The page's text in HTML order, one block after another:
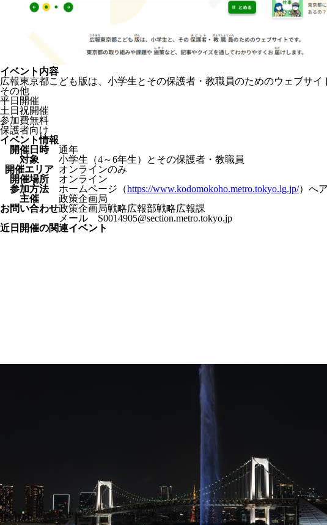
イベント内容
広報東京都こども版は、小学生とその保護者・教職員のためのウェブサ
その他
平日開催
土日祝開催
参加費無料
保護者向け
イベント情報
開催日時
通年
対象
小学生（4～6年生）とその保護者・教職員
開催エリア オンラインのみ
開催場所
オンライン
参加方法
ホームページ（https://www.kodomokoho.metro.tokyo.lg.jp/）へ
主催
政策企画局
お問い合わせ政策企画局戦略広報部戦略広報課
メール S0014905@section.metro.tokyo.jp
近日開催の関連イベント